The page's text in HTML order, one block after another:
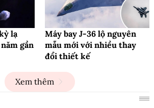
lạ
gần
Máy bay J-36 lộ nguyên
mẫu mới với nhiều thay
đổi thiết kế
Xem thêm